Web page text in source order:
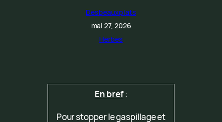
Desbeauxplats
mai 27, 2026
Herbes
En bref:
Pour stopper le gaspillage et